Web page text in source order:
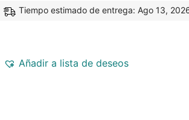
Tiempo estimado de entrega: Ago 13,
Añadir a lista de deseos